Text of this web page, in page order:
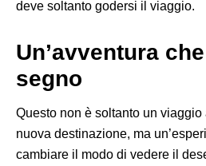
deve soltanto godersi il viaggio.
Un’avventura
segno
Questo non è soltanto un
nuova destinazione, ma
cambiare il modo di vedere il